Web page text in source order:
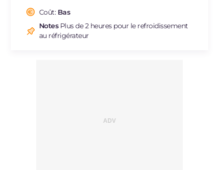
Fibre
Sodium mg
Coût: Bas
NotesPlus de 2 heures pour le refroidissement
au réfrigérateur